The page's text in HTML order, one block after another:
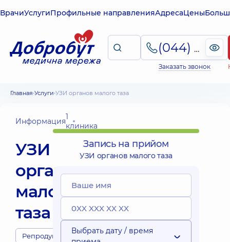
ВрачиУслугиПрофильные направленияАдресаЦены
(044) 495-2-888
Заказать звонок
Главная Услуги УЗИ органов малого таза
Информация1
клиника
УЗИ
органов
малого
таза
Репродуктология
Запись на прийом
УЗИ органов малого таза
Выбрать дату / время